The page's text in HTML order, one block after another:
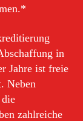
in
Jahre ist freie
Neben
zahlreiche